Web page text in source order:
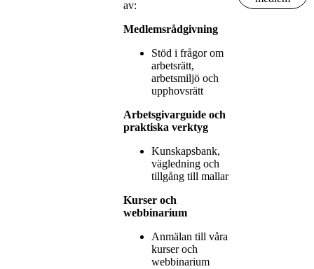
av:
Medlemsrådgivning
Stöd i frågor om
arbetsrätt,
arbetsmiljö och
upphovsrätt
Arbetsgivarguide och
praktiska verktyg
Kunskapsbank,
vägledning och
tillgång till mallar
Kurser och
webbinarium
Anmälan till våra
kurser och
webbinarium